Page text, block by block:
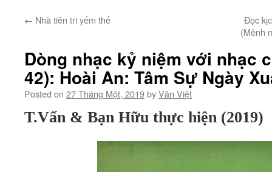
← Nhà tiên tri yếm thế
Đọc
(Mênh
Dòng nhạc kỷ niệm với nhạc
42): Hoài An: Tâm Sự Ngày
Posted on 27 Tháng Một, 2019byVăn Việt
T.Vấn & Bạn Hữu thực hiện (2019)